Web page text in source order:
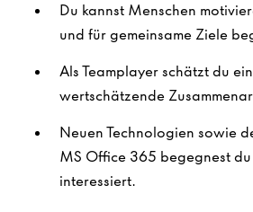
Du kannst Menschen
und für gemeinsame Ziele
Als Teamplayer schätzt du
wertschätzende
Neuen Technologien sowie
MS Office 365 begegnest
interessiert.